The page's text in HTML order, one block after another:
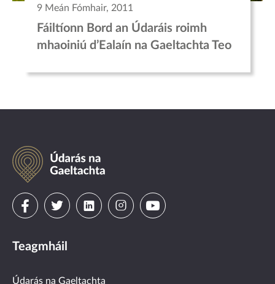
9 Meán Fómhair, 2011
Fáiltíonn Bord an Údaráis roimh
mhaoiniú d’Ealaín na Gaeltachta Teo
Údarás
na
Gaeltachta
Visit
on
Visit
on
VisitVisitVisit
Teagmháil
Údarás na Gaeltachta